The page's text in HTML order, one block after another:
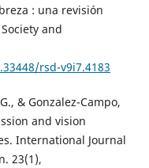
: una revisión
and
rsd-v9i7.4183
& Gonzalez-Campo,
and vision
International Journal
23(1),